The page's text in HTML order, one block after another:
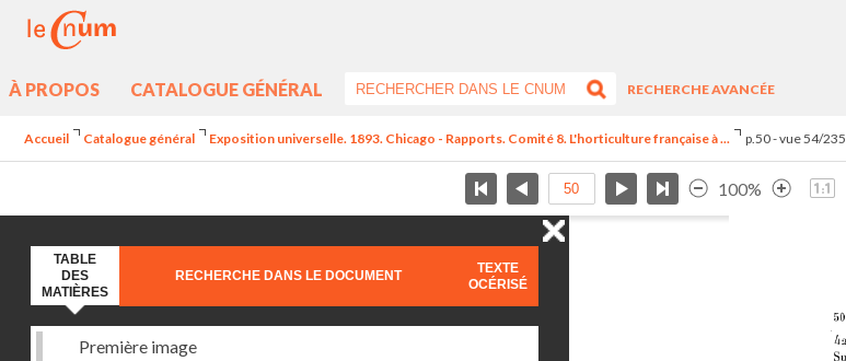
À PROPOS CATALOGUE GÉNÉRAL
RECHERCHE AVANCÉE
Accueil Catalogue général Exposition universelle. 1893. Chicago - Rapports. Comité 8. L'horticulture française à ... p.50 - vue 54/235
100%
TABLE
DES
MATIÈRES
RECHERCHE DANS LE DOCUMENT
TEXTE
OCÉRISÉ
Première image